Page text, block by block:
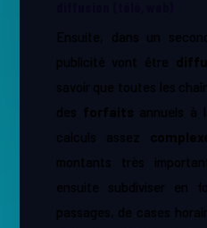
Ensuite, dans un
publicité vont être ​
savoir que toutes les
des ​ forfaits annuels à
calculs assez ​
montants très
ensuite subdiviser en
passages, de cases